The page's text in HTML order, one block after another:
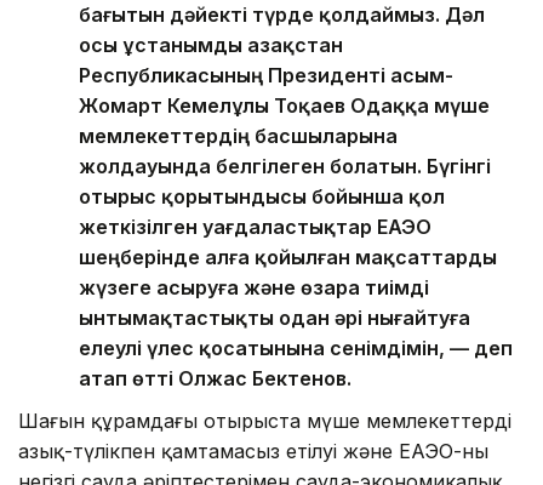
бағытын дәйекті түрде қолдаймыз. Дәл
осы ұстанымды Қазақстан
Республикасының Президенті Қасым-
Жомарт Кемелұлы Тоқаев Одаққа мүше
мемлекеттердің басшыларына
жолдауында белгілеген болатын. Бүгінгі
отырыс қорытындысы бойынша қол
жеткізілген уағдаластықтар ЕАЭО
шеңберінде алға қойылған мақсаттарды
жүзеге асыруға және өзара тиімді
ынтымақтастықты одан әрі нығайтуға
елеулі үлес қосатынына сенімдімін, — деп
атап өтті Олжас Бектенов.
Шағын құрамдағы отырыста мүше мемлекеттердің
азық-түлікпен қамтамасыз етілуі және ЕАЭО-ның